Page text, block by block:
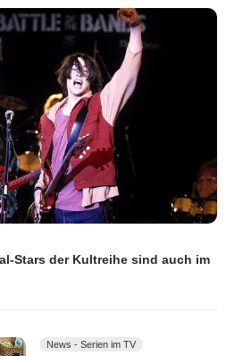
Stars der Kultreihe sind auch im
News - Serien im TV